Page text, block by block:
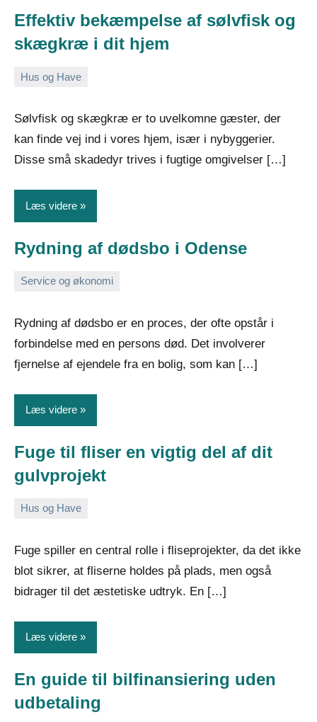
Effektiv bekæmpelse af sølvfisk og
skægkræ i dit hjem
Hus og Have
2026
Sølvfisk og skægkræ er to uvelkomne gæster, der
kan finde vej ind i vores hjem, især i nybyggerier.
Disse små skadedyr trives i fugtige omgivelser […]
Læs videre
Rydning af dødsbo i Odense
Service og økonomi
2026
Rydning af dødsbo er en proces, der ofte opstår i
forbindelse med en persons død. Det involverer
fjernelse af ejendele fra en bolig, som kan […]
Læs videre
Fuge til fliser en vigtig del af dit
gulvprojekt
Hus og Have
2026
Fuge spiller en central rolle i fliseprojekter, da det ikke
blot sikrer, at fliserne holdes på plads, men også
bidrager til det æstetiske udtryk. En […]
Læs videre
En guide til bilfinansiering uden
udbetaling